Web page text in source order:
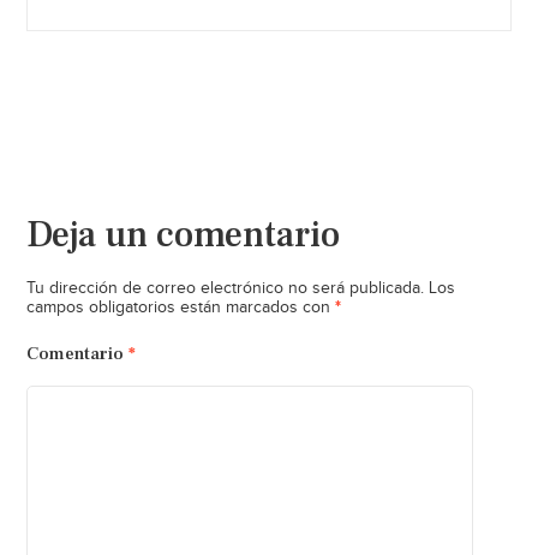
Deja un comentario
Tu dirección de correo electrónico no será publicada. Los
campos obligatorios están marcados con *
Comentario *